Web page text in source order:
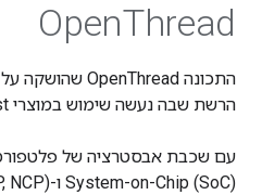
OpenThread
התכונה OpenThread שהושקה על ידי Google היא הטמעה בקוד פתוח של
הרשת שבה נעשה שימוש במוצרי Google Nest תהיה זמינה יותר למפתחים, כדי להאיץ את פיתוח המוצרים לבית החכם ולבניין המסחרי.
System-on-Chip (SoC) ו-Co-Processor (RCP, NCP).